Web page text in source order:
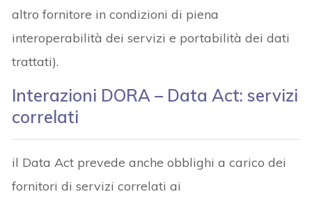
altro fornitore in condizioni di piena
interoperabilità dei servizi e portabilità dei dati
trattati).
Interazioni DORA – Data Act: servizi
correlati
il Data Act prevede anche obblighi a carico dei
fornitori di servizi correlati ai